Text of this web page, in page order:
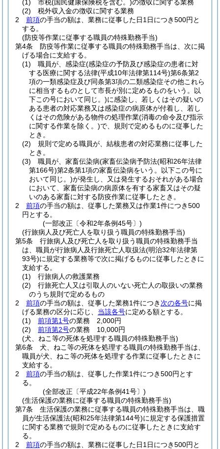
(1)
市税(国民健康保険税を含む。)の徴収に関する業務
(2)
税外収入金の徴収に関する業務
2
前項の手当の額は、業務に従事した日1日につき500円と
する。
(防疫等作業に従事する職員の特殊勤務手当)
第4条
防疫等作業に従事する職員の特殊勤務手当は、次に掲
げる場合に支給する。
(1)
職員が、感染症(感染症の予防及び感染症の患者に対
する医療に関する法律(平成10年法律第114号)第6条第2
項の一類感染症及び同条第3項の二類感染症その他これら
に相当するものとして市長が別に定めるものをいう。以
下この号において同じ。)に感染し、若しくはその疑いの
ある患者の対応業務又は感染症の病原体が付着し、若し
くはその危険がある物件の処理作業(消毒の命令及び指示
に関する作業を除く。)で、規則で定めるものに従事した
とき。
(2)
規則で定める職員が、結核患者の対応業務に従事した
とき。
(3)
職員が、家畜伝染病(家畜伝染病予防法(昭和26年法律
第166号)第2条第1項の家畜伝染病をいう。以下この号に
おいて同じ。)が発生し、又は発生するおそれがある場合
において、家畜伝染病の病原体を有する家畜又はその疑
いのある家畜に対する防疫作業に従事したとき。
2
前項の手当の額は、従事した業務又は作業1件につき500
円とする。
(一部改正〔令和2年条例45号〕)
(行旅病人及び死亡人を取り扱う職員の特殊勤務手当)
第5条
行旅病人及び死亡人を取り扱う職員の特殊勤務手当
は、職員が行旅病人及行旅死亡人取扱法(明治32年法律第
93号)に規定する業務等で次に掲げるものに従事したときに
支給する。
(1)
行旅病人の救護業務
(2)
行旅死亡人又は引取人のいない死亡人の取扱いの業務
のうち規則で定めるもの
2
前項の手当の額は、従事した業務1件につき 次の各号に掲
げる業務の区分に応じ、 当該各号に定める額とする。
(1)
前項第1号の業務 2,000円
(2)
前項第2号の業務 10,000円
(犬、ねこ等の死体を処理する職員の特殊勤務手当)
第6条
犬、ねこ等の死体を処理する職員の特殊勤務手当は、
職員が犬、ねこ等の死体を処理する作業に従事したときに
支給する。
2
前項の手当の額は、従事した作業1件につき500円とす
る。
(全部改正〔平成22年条例41号〕)
(生活保護の業務に従事する職員の特殊勤務手当)
第7条
生活保護の業務に従事する職員の特殊勤務手当は、職
員が生活保護法(昭和25年法律第144号)に規定する保護措置
に関する業務で規則で定めるものに従事したときに支給す
る。
2
前項の手当の額は、業務に従事した日1日につき500円と